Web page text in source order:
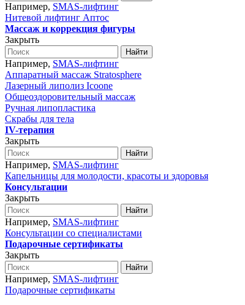
Например, SMAS-лифтинг
Нитевой лифтинг Аптос
Массаж и коррекция фигуры
Закрыть
Найти
Например, SMAS-лифтинг
Аппаратный массаж Stratosphere
Лазерный липолиз Icoone
Общеоздоровительный массаж
Ручная липопластика
Скрабы для тела
IV-терапия
Закрыть
Найти
Например, SMAS-лифтинг
Капельницы для молодости, красоты и здоровья
Консультации
Закрыть
Найти
Например, SMAS-лифтинг
Консультации со специалистами
Подарочные сертификаты
Закрыть
Найти
Например, SMAS-лифтинг
Подарочные сертификаты